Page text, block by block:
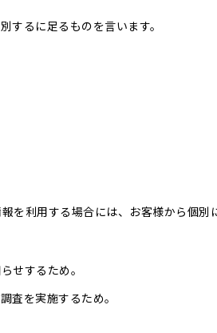
するに足るものを言います。
利用する場合には、お客様から個別
せするため。
査を実施するため。